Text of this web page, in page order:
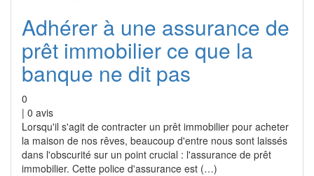
Adhérer à une assurance de
prêt immobilier ce que la
banque ne dit pas
0
| 0 avis
Lorsqu'il s'agit de contracter un prêt immobilier pour acheter
la maison de nos rêves, beaucoup d'entre nous sont laissés
dans l'obscurité sur un point crucial : l'assurance de prêt
immobilier. Cette police d'assurance est (…)